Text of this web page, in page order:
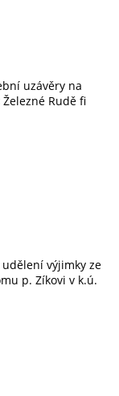
uzávěry na
Rudě fi
výjimky ze
p. Zíkovi v k.ú.